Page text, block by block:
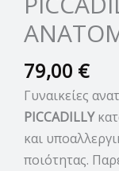
79,00 €
Γυναικείες
PICCADILLY
και
ποιότητας.